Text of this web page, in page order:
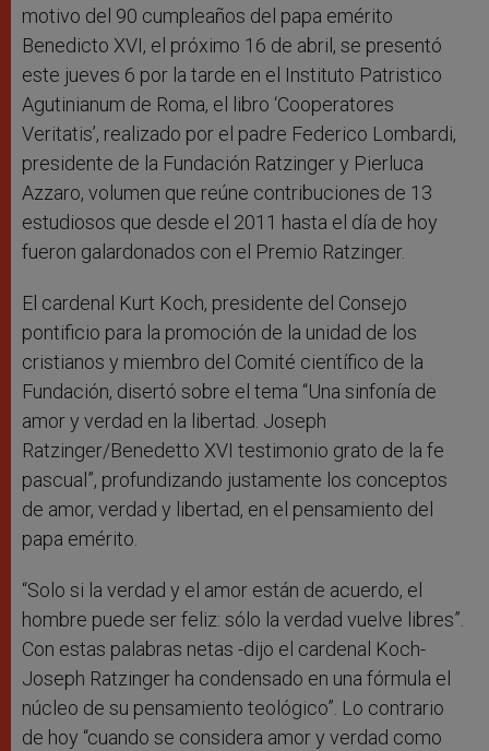
motivo del 90 cumpleaños del papa emérito
Benedicto XVI, el próximo 16 de abril, se presentó
este jueves 6 por la tarde en el Instituto Patristico
Agutinianum de Roma, el libro ‘Cooperatores
Veritatis’, realizado por el padre Federico Lombardi,
presidente de la Fundación Ratzinger y Pierluca
Azzaro, volumen que reúne contribuciones de 13
estudiosos que desde el 2011 hasta el día de hoy
fueron galardonados con el Premio Ratzinger.
El cardenal Kurt Koch, presidente del Consejo
pontificio para la promoción de la unidad de los
cristianos y miembro del Comité científico de la
Fundación, disertó sobre el tema “Una sinfonía de
amor y verdad en la libertad. Joseph
Ratzinger/Benedetto XVI testimonio grato de la fe
pascual”, profundizando justamente los conceptos
de amor, verdad y libertad, en el pensamiento del
papa emérito.
“Solo si la verdad y el amor están de acuerdo, el
hombre puede ser feliz: sólo la verdad vuelve libres”.
Con estas palabras netas -dijo el cardenal Koch-
Joseph Ratzinger ha condensado en una fórmula el
núcleo de su pensamiento teológico”. Lo contrario
de hoy “cuando se considera amor y verdad como